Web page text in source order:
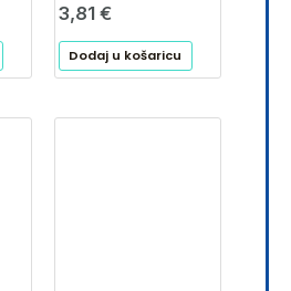
3,81 €
Dodaj u košaricu